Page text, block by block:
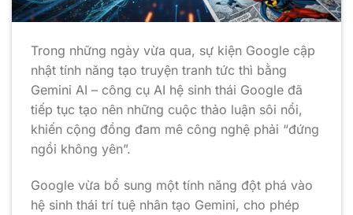
Trong những ngày vừa qua, sự kiện Google cập
nhật tính năng tạo truyện tranh tức thì bằng
Gemini AI – công cụ AI hệ sinh thái Google đã
tiếp tục tạo nên những cuộc thảo luận sôi nổi,
khiến cộng đồng đam mê công nghệ phải “đứng
ngồi không yên”.
Google vừa bổ sung một tính năng đột phá vào
hệ sinh thái trí tuệ nhân tạo Gemini, cho phép